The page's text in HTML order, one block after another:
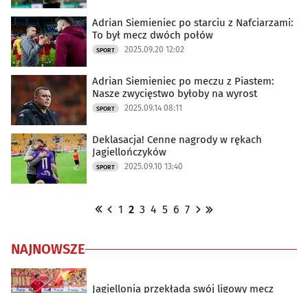
Adrian Siemieniec po starciu z Nafciarzami:
To był mecz dwóch połów
SPORT 2025.09.20 12:02
Adrian Siemieniec po meczu z Piastem:
Nasze zwycięstwo byłoby na wyrost
SPORT 2025.09.14 08:11
Deklasacja! Cenne nagrody w rękach
Jagiellończyków
SPORT 2025.09.10 13:40
1 2 3 4 5 6 7
NAJNOWSZE
Jagiellonia przekłada swój ligowy mecz